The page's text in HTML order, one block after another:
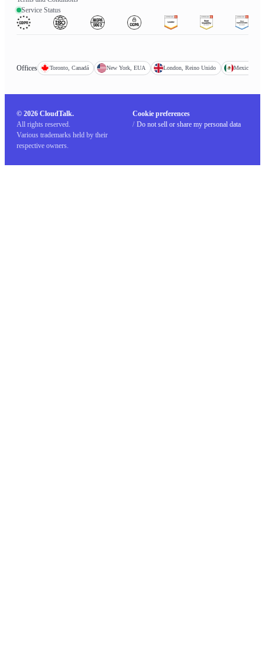
Service Status
Offices Toronto, Canadá New York, EUA London, Reino Unido Mexico
© 2026 CloudTalk.
All rights reserved.
Various trademarks held by their
respective owners.
Cookie preferences
/ Do not sell or share my personal data